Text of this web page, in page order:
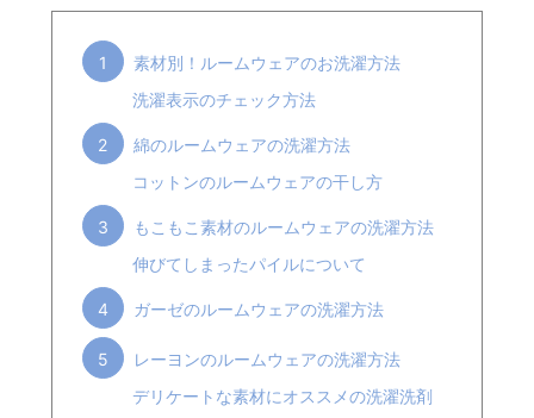
1
素材別！ルームウェアのお洗濯方法
洗濯表示のチェック方法
2
綿のルームウェアの洗濯方法
コットンのルームウェアの干し方
3
もこもこ素材のルームウェアの洗濯方法
伸びてしまったパイルについて
4 ガーゼのルームウェアの洗濯方法
5
レーヨンのルームウェアの洗濯方法
デリケートな素材にオススメの洗濯洗剤